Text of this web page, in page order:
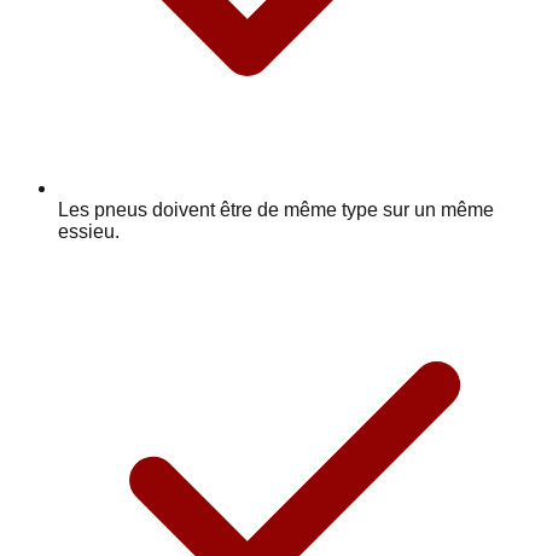
Les pneus doivent être de même type sur un même
essieu.